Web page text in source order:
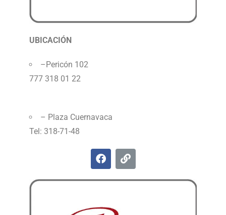
UBICACIÓN
– Pericón 102
777 318 01 22
– Plaza Cuernavaca
Tel: 318-71-48